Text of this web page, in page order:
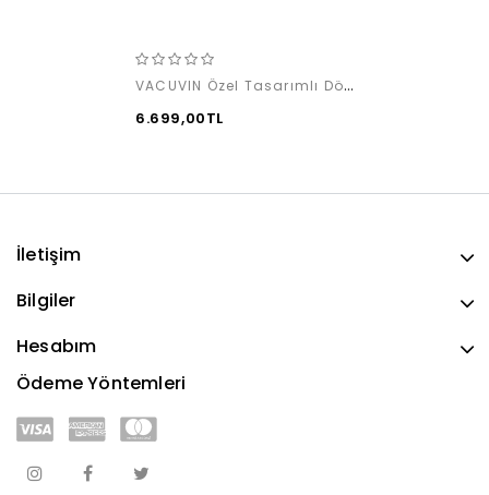
VACUVIN Özel Tasarımlı Dönen Karaf
6.699,00TL
İletişim
Bilgiler
Hesabım
Ödeme Yöntemleri